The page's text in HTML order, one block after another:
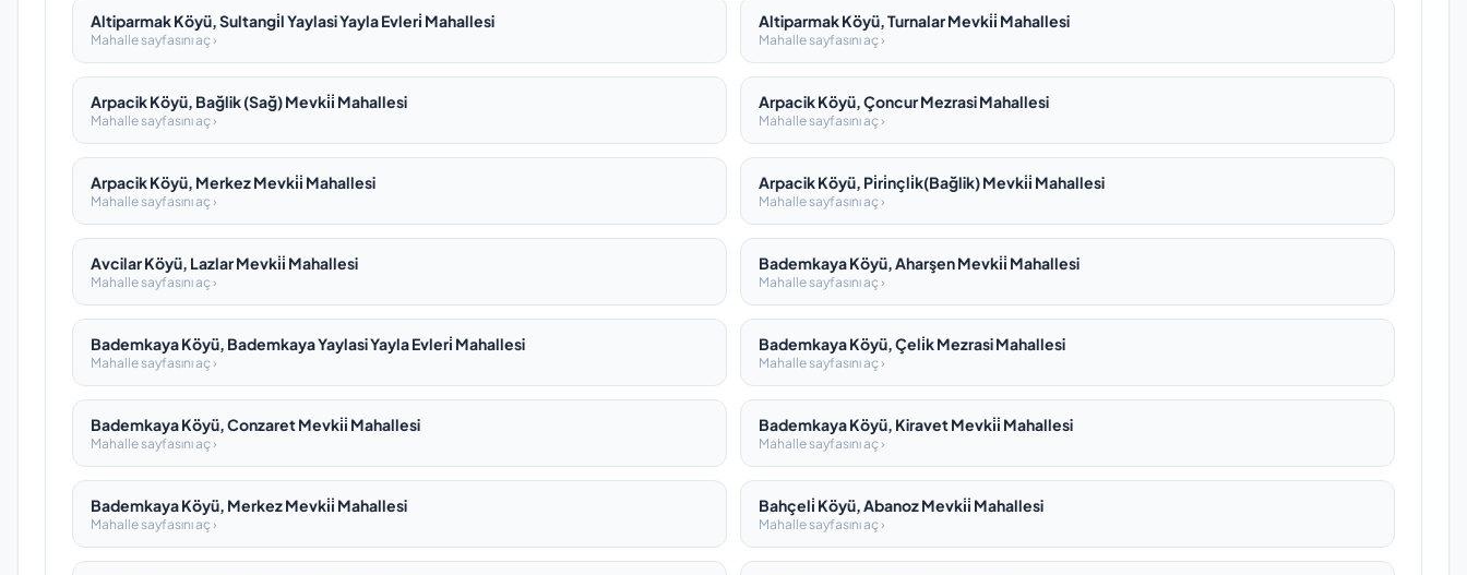
Altiparmak Köyü, Sultangi̇l Yaylasi Yayla Evleri̇ Mahallesi
Mahalle sayfasını aç ›
Altiparmak Köyü, Turnalar Mevki̇i̇ Mahallesi
Mahalle sayfasını aç ›
Arpacik Köyü, Bağlik (Sağ) Mevki̇i̇ Mahallesi
Mahalle sayfasını aç ›
Arpacik Köyü, Çoncur Mezrasi Mahallesi
Mahalle sayfasını aç ›
Arpacik Köyü, Merkez Mevki̇i̇ Mahallesi
Mahalle sayfasını aç ›
Arpacik Köyü, Pi̇ri̇nçli̇k(Bağlik) Mevki̇i̇ Mahallesi
Mahalle sayfasını aç ›
Avcilar Köyü, Lazlar Mevki̇i̇ Mahallesi
Mahalle sayfasını aç ›
Bademkaya Köyü, Aharşen Mevki̇i̇ Mahallesi
Mahalle sayfasını aç ›
Bademkaya Köyü, Bademkaya Yaylasi Yayla Evleri̇ Mahallesi
Mahalle sayfasını aç ›
Bademkaya Köyü, Çeli̇k Mezrasi Mahallesi
Mahalle sayfasını aç ›
Bademkaya Köyü, Conzaret Mevki̇i̇ Mahallesi
Mahalle sayfasını aç ›
Bademkaya Köyü, Kiravet Mevki̇i̇ Mahallesi
Mahalle sayfasını aç ›
Bademkaya Köyü, Merkez Mevki̇i̇ Mahallesi
Mahalle sayfasını aç ›
Bahçeli̇ Köyü, Abanoz Mevki̇i̇ Mahallesi
Mahalle sayfasını aç ›